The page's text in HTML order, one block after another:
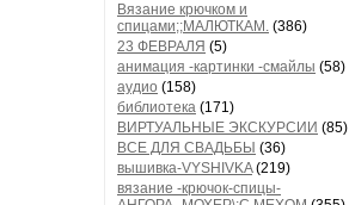
Вязание крючком и
спицами;;МАЛЮТКАМ. (386)
23 ФЕВРАЛЯ (5)
анимация -картинки -смайлы (58)
аудио (158)
библиотека (171)
ВИРТУАЛЬНЫЕ ЭКСКУРСИИ (85)
ВСЕ ДЛЯ СВАДЬБЫ (36)
вышивка-VYSHIVKA(219)
вязание -крючок-спицы-